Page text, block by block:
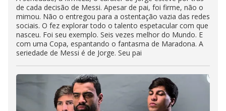
de cada decisão de Messi. Apesar de pai, foi firme, não o
mimou. Não o entregou para a ostentação vazia das redes
sociais. O fez explorar todo o talento espetacular com que
nasceu. Foi seu exemplo. Seis vezes melhor do Mundo. E
com uma Copa, espantando o fantasma de Maradona. A
seriedade de Messi é de Jorge. Seu pai